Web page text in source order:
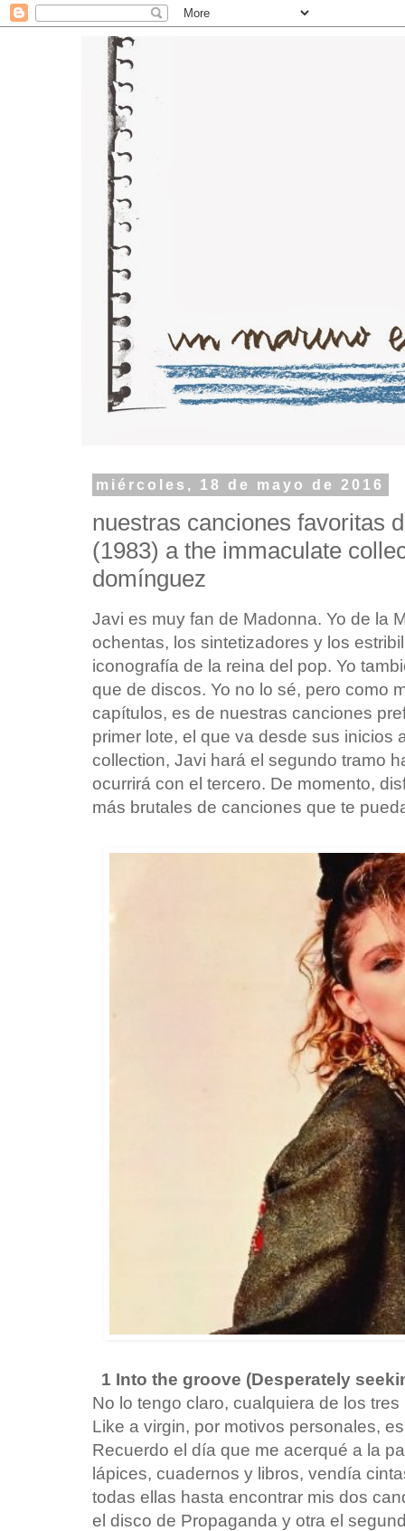
miércoles, 18 de mayo de 2016
nuestras canciones favoritas
(1983) a the immaculate
domínguez
Javi es muy fan de Madonna. Yo de la
ochentas, los sintetizadores y los
iconografía de la reina del pop. Yo
que de discos. Yo no lo sé, pero como
capítulos, es de nuestras canciones
primer lote, el que va desde sus inicios
collection, Javi hará el segundo tramo
ocurrirá con el tercero. De momento,
más brutales de canciones que te
1 Into the groove (Desperately
No lo tengo claro, cualquiera de los
Like a virgin, por motivos personales,
Recuerdo el día que me acerqué a la
lápices, cuadernos y libros, vendía
todas ellas hasta encontrar mis dos
el disco de Propaganda y otra el